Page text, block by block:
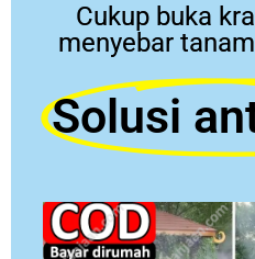
Cukup buka
menyebar
Solusi